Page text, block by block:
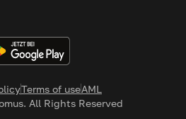
Terms of useAML
All Rights Reserved